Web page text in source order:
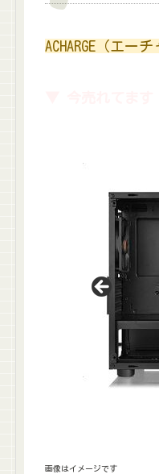
ACHARGE（エー
画像はイメージです